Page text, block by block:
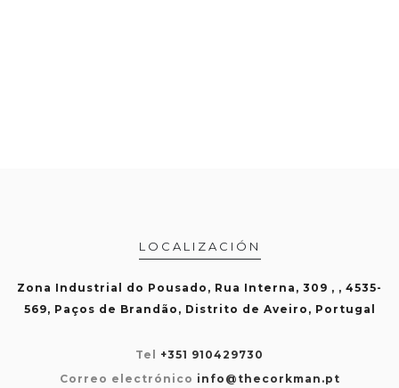
LOCALIZACIÓN
Zona Industrial do Pousado, Rua Interna, 309 , , 4535-
569, Paços de Brandão, Distrito de Aveiro, Portugal
Tel +351 910429730
Correo electrónico info@thecorkman.pt